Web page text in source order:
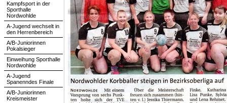
Kampfsport in der
Sporthalle
Nordwohlde
A-Jugend wechselt in
den Herrenbereich
A/B-Juniorinnen
Pokalsieger
Einweihung Sporthalle
Nordwohlde
A-Jugend
Spanenndes Finale
A/B-Juniorinnen
Kreismeister